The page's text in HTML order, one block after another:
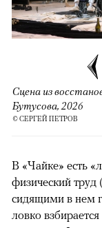
Сцена из
Бутусова, 2026
© СЕРГЕЙ ПЕТРОВ
В «Чайке» есть
физический труд
сидящими в нем
ловко